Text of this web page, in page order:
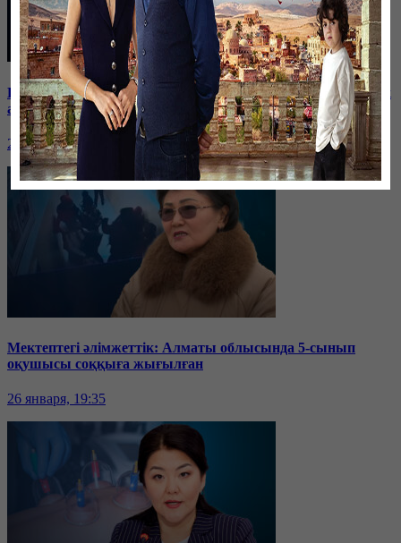
Баспанасын ала алмай жүрген бір топ шымкенттік әкімдік
алдына түнеуге келді
26 января, 19:35
Мектептегі әлімжеттік: Алматы облысында 5-сынып
оқушысы соққыға жығылған
26 января, 19:35